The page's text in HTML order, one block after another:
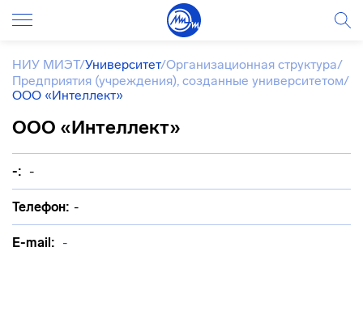
НИУ МИЭТ/Университет/Организационная структура/
Предприятия (учреждения), созданные университетом/
ООО «Интеллект»
ООО «Интеллект»
-: -
Телефон: -
E-mail: -